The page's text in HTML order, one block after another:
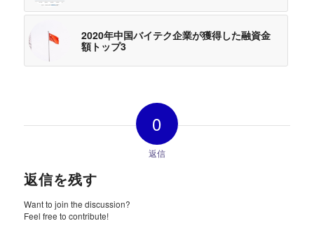
2020年中国バイテク企業が獲得した融資金
額トップ3
0
返信
返信を残す
Want to join the discussion?
Feel free to contribute!